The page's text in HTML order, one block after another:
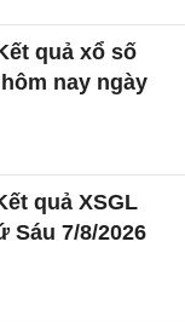
quả xổ số
nay ngày
quả XSGL
Sáu 7/8/2026